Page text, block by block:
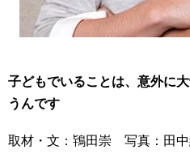
子どもでいることは、意外に
うんです
取材・文：鴇田崇 写真：田